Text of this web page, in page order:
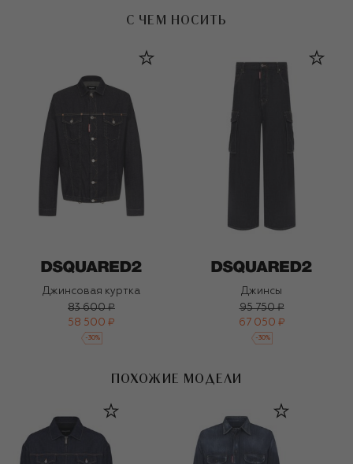
С ЧЕМ НОСИТЬ
Джинсовая куртка
83 600 ₽
58 500 ₽
-30%
Джинсы
95 750 ₽
67 050 ₽
-30%
ПОХОЖИЕ МОДЕЛИ